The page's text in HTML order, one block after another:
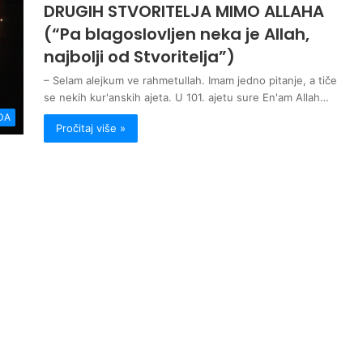
DRUGIH STVORITELJA MIMO ALLAHA
(“Pa blagoslovljen neka je Allah,
najbolji od Stvoritelja”)
– Selam alejkum ve rahmetullah. Imam jedno pitanje, a tiče
se nekih kur'anskih ajeta. U 101. ajetu sure En'am Allah…
Pročitaj više »